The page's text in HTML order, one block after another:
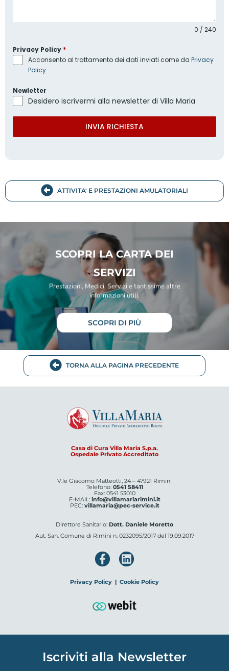
0 / 240
Privacy Policy *
Acconsento al trattamento dei dati inviati come da Privacy
Policy
Newletter
Desidero iscrivermi alla newsletter di Villa Maria
INVIA RICHIESTA
ATTIVITA' E PRESTAZIONI AMULATORIALI
SCOPRI LA CARTA DEI
SERVIZI
Prestazioni, Medici, Servizi e tantissime altre
informazioni utili.
SCOPRI DI PIÙ
TORNA ALLA PAGINA PRECEDENTE
Casa di Cura Villa Maria S.p.a.
Ospedale Privato Accreditato
V.le Giacomo Matteotti, 24 – 47921 Rimini
Telefono: 0541 58411
Fax: 0541 53010
E-MAIL: info@villamariarimini.it
PEC: villamaria@pec-service.it
Direttore Sanitario: Dott. Daniele Moretto
Aut. San. Comune di Rimini n. 0232095/2017 del 19.09.2017
Privacy Policy | Cookie Policy
Iscriviti alla Newsletter